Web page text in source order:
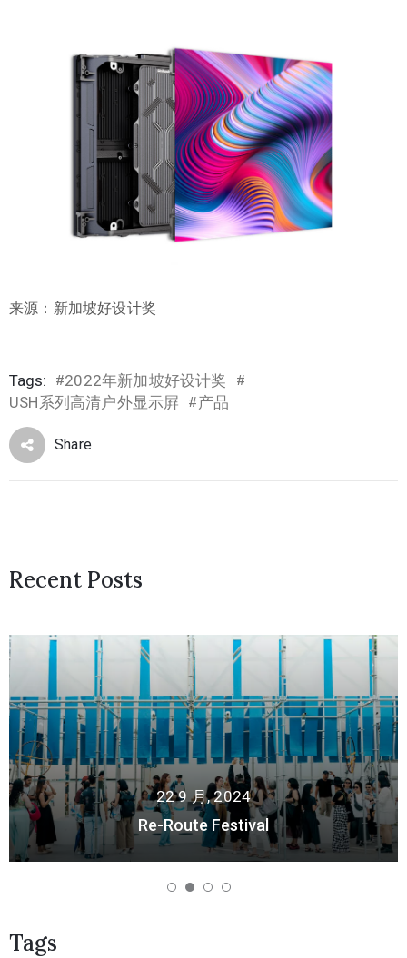
来源：新加坡好设计奖
Tags: #2022年新加坡好设计奖 #
USH系列高清户外显示屛 #产品
Share
Recent Posts
22 9 月, 2024
Re-Route Festival
Tags